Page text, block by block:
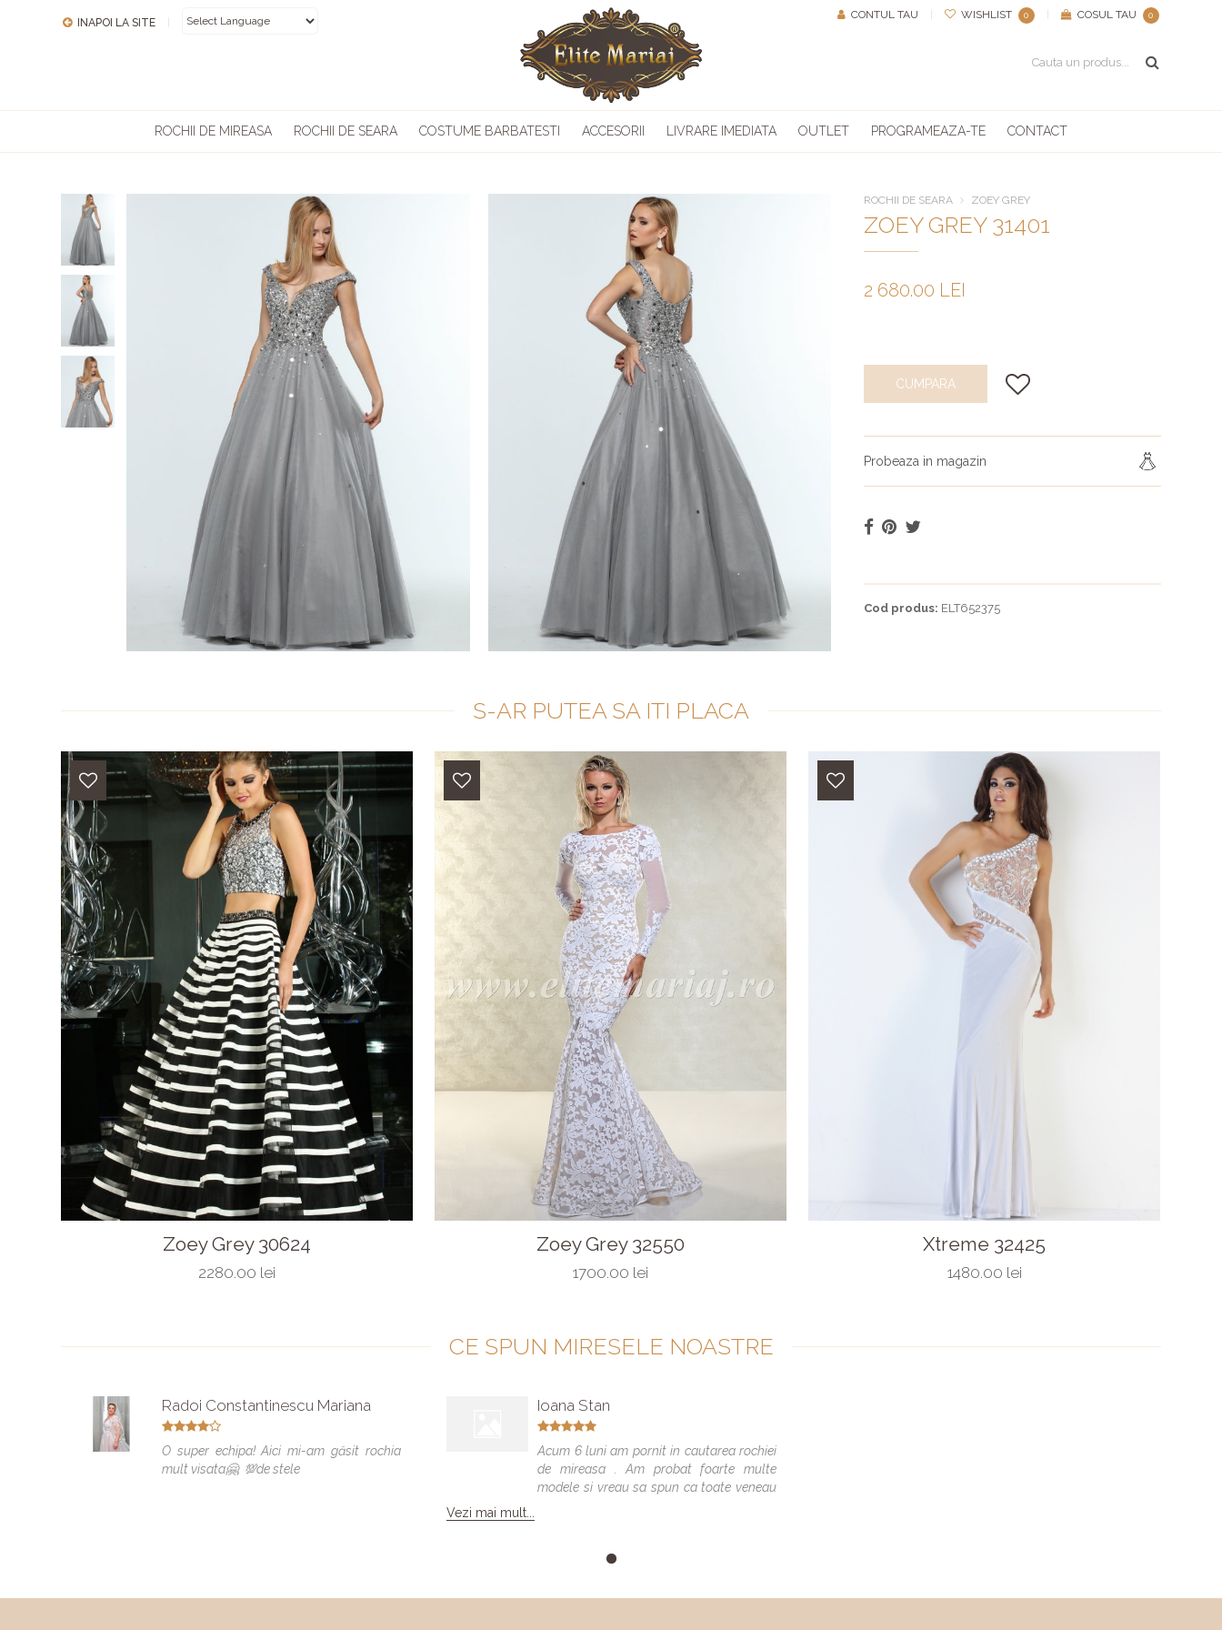
INAPOI LA SITE
CONTUL TAU WISHLIST 0 COSUL TAU 0
ROCHII DE MIREASA ROCHII DE SEARA COSTUME BARBATESTI ACCESORII LIVRARE IMEDIATA OUTLET PROGRAMEAZA-TE CONTACT
ROCHII DE SEARA ZOEY GREY
ZOEY GREY 31401
2 680.00 LEI
CUMPARA
Probeaza in magazin
Cod produs: ELT652375
S-AR PUTEA SA ITI PLACA
Zoey Grey 30624
2280.00 lei
Zoey Grey 32550
1700.00 lei
Xtreme 32425
1480.00 lei
CE SPUN MIRESELE NOASTRE
Radoi Constantinescu Mariana
O super echipa! Aici mi-am găsit rochia
mult visata🤗. 💯de stele
Ioana Stan
Acum 6 luni am pornit in cautarea rochiei
de mireasa . Am probat foarte multe
modele si vreau sa spun ca toate veneau
the dress" si a rezistat foarte bine 😍. Va
minuni .❤️❤️
Vezi mai mult...